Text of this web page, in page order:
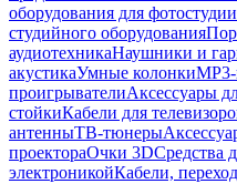
оборудования для фотостудии
студийного оборудования
аудиотехникаНаушники и
акустикаУмные колонки
проигрывателиАксессуары
стойкиКабели для
антенныТВ-тюнеры
проектораОчки 3DСредства
электроникойКабели,